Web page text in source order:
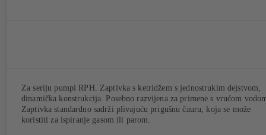
Za seriju pumpi RPH. Zaptivka s ketridžem s jednostrukim dejstvom,
dinamička konstrukcija. Posebno razvijena za primene s vrućom
Zaptivka standardno sadrži plivajuću prigušnu čauru, koja se može
koristiti za ispiranje gasom ili parom.